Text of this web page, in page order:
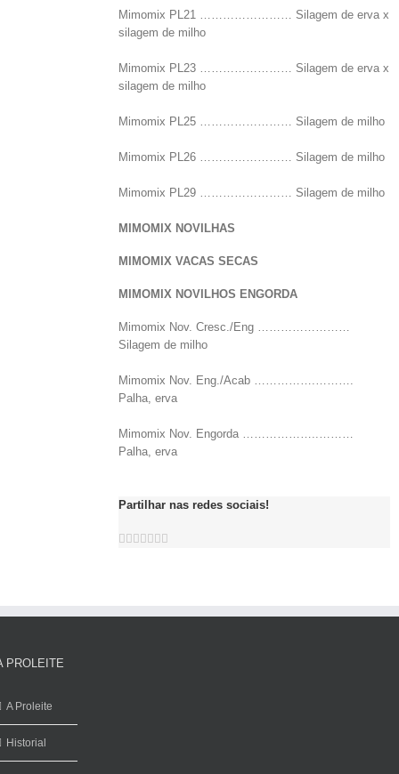
Mimomix PL21 …………………… Silagem de erva x
silagem de milho
Mimomix PL23 …………………… Silagem de erva x
silagem de milho
Mimomix PL25 …………………… Silagem de milho
Mimomix PL26 …………………… Silagem de milho
Mimomix PL29 …………………… Silagem de milho
MIMOMIX NOVILHAS
MIMOMIX VACAS SECAS
MIMOMIX NOVILHOS ENGORDA
Mimomix Nov. Cresc./Eng ……………………
Silagem de milho
Mimomix Nov. Eng./Acab …………….……….
Palha, erva
Mimomix Nov. Engorda ………………..………
Palha, erva
Partilhar nas redes sociais!
PROLEITE
A Proleite
Historial